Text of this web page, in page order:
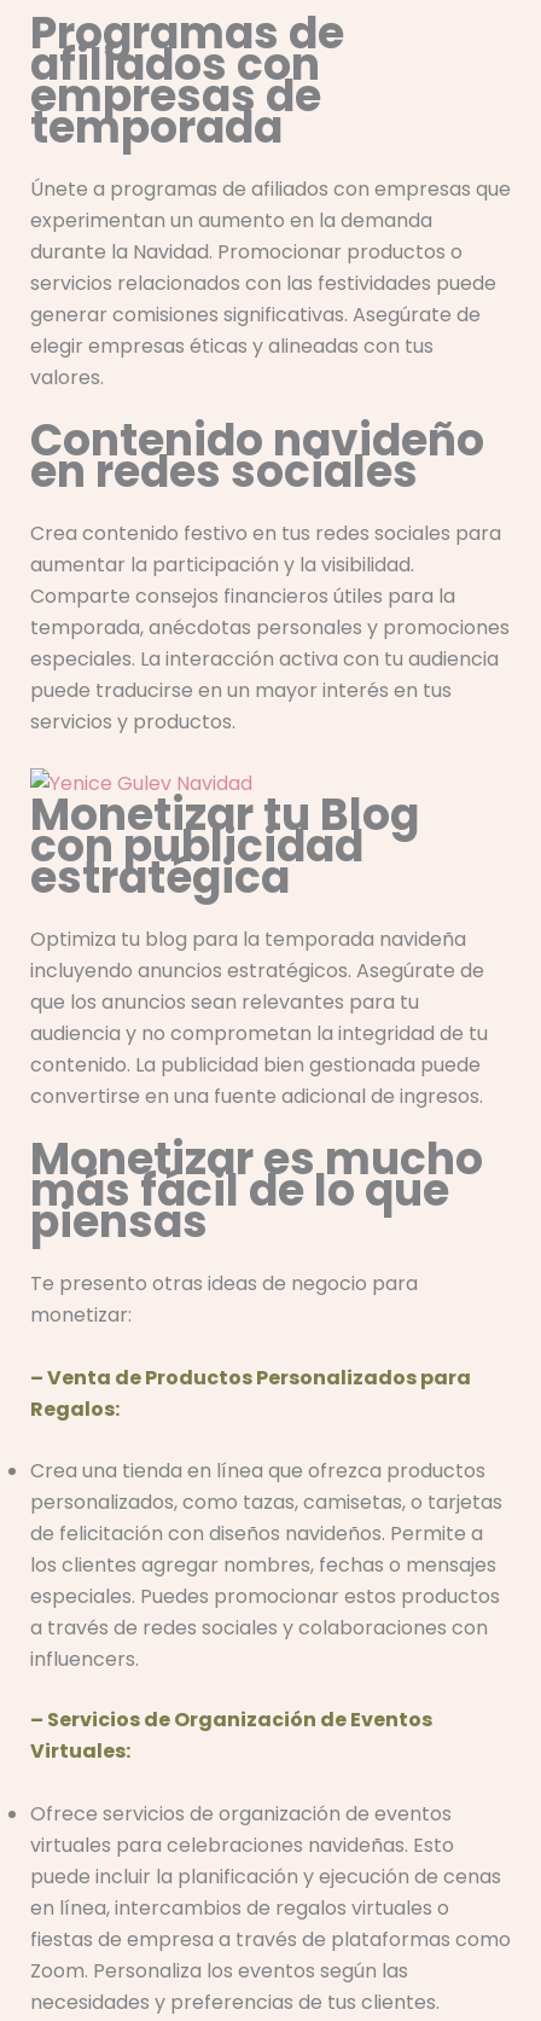
Programas de
afiliados con
empresas de
temporada
Únete a programas de afiliados con empresas que
experimentan un aumento en la demanda
durante la Navidad. Promocionar productos o
servicios relacionados con las festividades puede
generar comisiones significativas. Asegúrate de
elegir empresas éticas y alineadas con tus
valores.
Contenido navideño
en redes sociales
Crea contenido festivo en tus redes sociales para
aumentar la participación y la visibilidad.
Comparte consejos financieros útiles para la
temporada, anécdotas personales y promociones
especiales. La interacción activa con tu audiencia
puede traducirse en un mayor interés en tus
servicios y productos.
Monetizar tu Blog
con publicidad
estratégica
Optimiza tu blog para la temporada navideña
incluyendo anuncios estratégicos. Asegúrate de
que los anuncios sean relevantes para tu
audiencia y no comprometan la integridad de tu
contenido. La publicidad bien gestionada puede
convertirse en una fuente adicional de ingresos.
Monetizar es mucho
más fácil de lo que
piensas
Te presento otras ideas de negocio para
monetizar:
– Venta de Productos Personalizados para
Regalos:
Crea una tienda en línea que ofrezca productos
personalizados, como tazas, camisetas, o tarjetas
de felicitación con diseños navideños. Permite a
los clientes agregar nombres, fechas o mensajes
especiales. Puedes promocionar estos productos
a través de redes sociales y colaboraciones con
influencers.
– Servicios de Organización de Eventos
Virtuales:
Ofrece servicios de organización de eventos
virtuales para celebraciones navideñas. Esto
puede incluir la planificación y ejecución de cenas
en línea, intercambios de regalos virtuales o
fiestas de empresa a través de plataformas como
Zoom. Personaliza los eventos según las
necesidades y preferencias de tus clientes.